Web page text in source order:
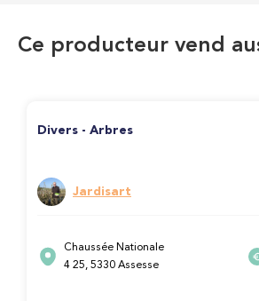
Ce producteur vend
Divers - Arbres
Jardisart
Chaussée Nationale
4 25, 5330 Assesse